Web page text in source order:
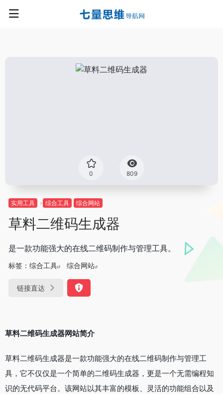
0 809
实用工具 综合工具 综合网站
草料二维码生成器
是一款功能强大的在线二维码制作与管理工具。
标签： 综合工具 综合网站
链接直达
草料二维码生成器网站简介
草料二维码生成器是一款功能强大的在线二维码制作与管理工
具，它不仅仅是一个简单的二维码生成器，更是一个无需编程知
识的无代码平台。该网站以其丰富的模板、灵活的功能组合以及